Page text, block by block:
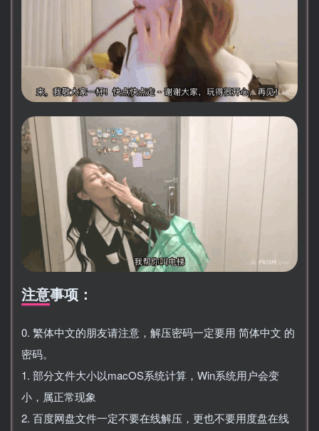
注意事项：
0. 繁体中文的朋友请注意，解压密码一定要用 简体中文 的
密码。
1. 部分文件大小以macOS系统计算，Win系统用户会变
小，属正常现象
2. 百度网盘文件一定不要在线解压，更也不要用度盘在线